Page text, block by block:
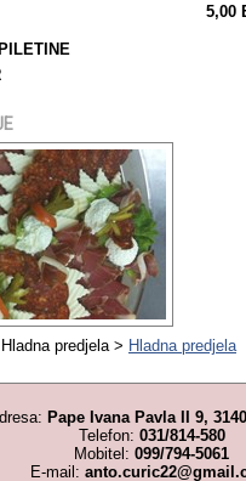
5,00
OD
predjela > Hladna predjela
Pape Ivana Pavla II 9,
Telefon: 031/814-580
Mobitel: 099/794-5061
E-mail: